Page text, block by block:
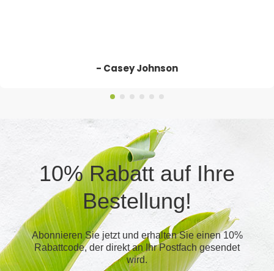
- Casey Johnson
10% Rabatt auf Ihre
Bestellung!
Abonnieren Sie jetzt und erhalten Sie einen 10%
Rabattcode, der direkt an Ihr Postfach gesendet
wird.